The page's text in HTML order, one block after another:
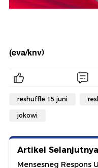
(eva/knv)
reshuffle 15 juni
jokowi
Artikel Selanjutnya
Mensesneg Respons